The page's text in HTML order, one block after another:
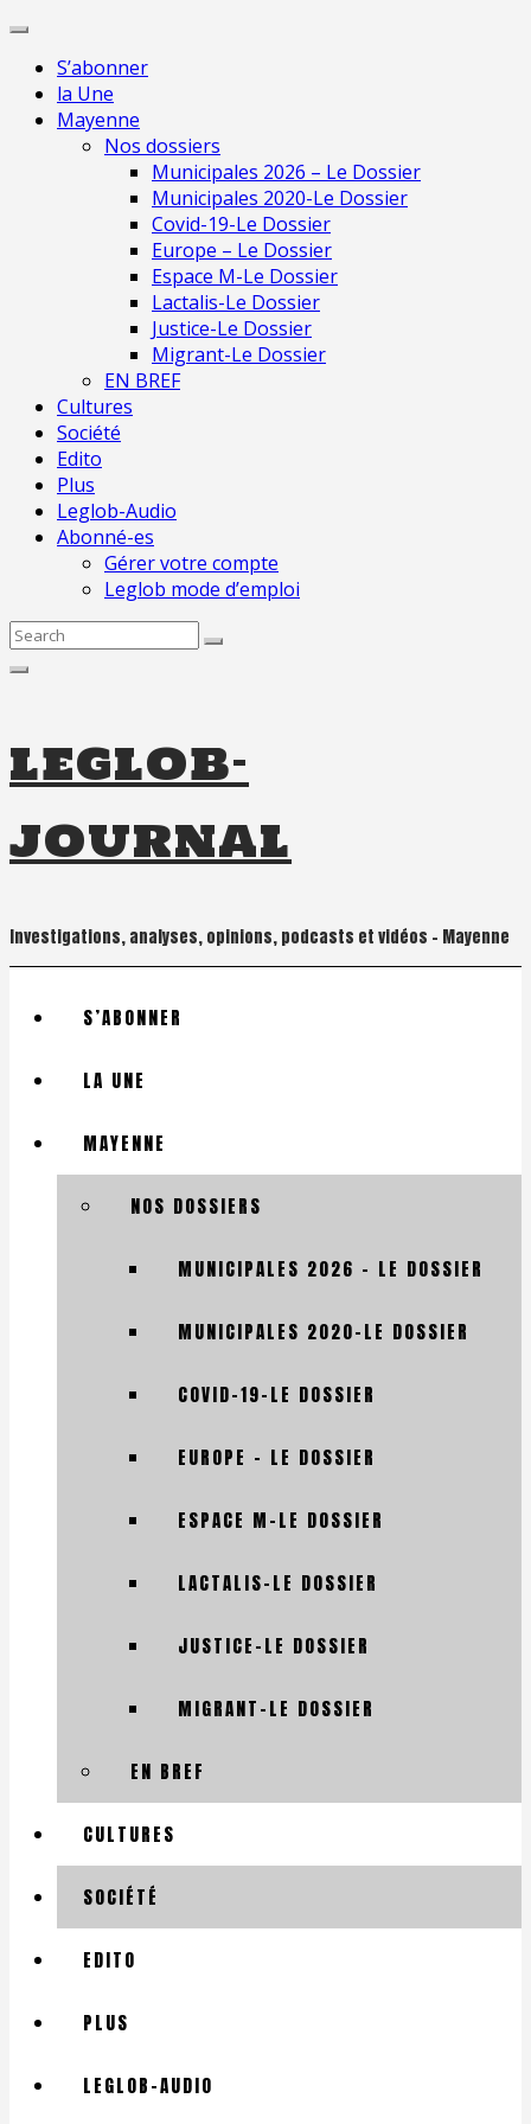
Skip
contentS’abonner
la Une
Mayenne
Nos dossiers
Municipales 2026 – Le Dossier
Municipales 2020-Le Dossier
Covid-19-Le Dossier
Europe – Le Dossier
Espace M-Le Dossier
Lactalis-Le Dossier
Justice-Le Dossier
Migrant-Le Dossier
EN BREF
Cultures
Société
Edito
Plus
Leglob-Audio
Abonné-es
Gérer votre compte
Leglob mode d’emploi
Search
leglob-
journal
Investigations, analyses, opinions, podcasts et vidéos – Mayenne
S’ABONNER
LA UNE
MAYENNE
NOS DOSSIERS
MUNICIPALES 2026 – LE DOSSIER
MUNICIPALES 2020-LE DOSSIER
COVID-19-LE DOSSIER
EUROPE – LE DOSSIER
ESPACE M-LE DOSSIER
LACTALIS-LE DOSSIER
JUSTICE-LE DOSSIER
MIGRANT-LE DOSSIER
EN BREF
CULTURES
SOCIÉTÉ
EDITO
PLUS
LEGLOB-AUDIO